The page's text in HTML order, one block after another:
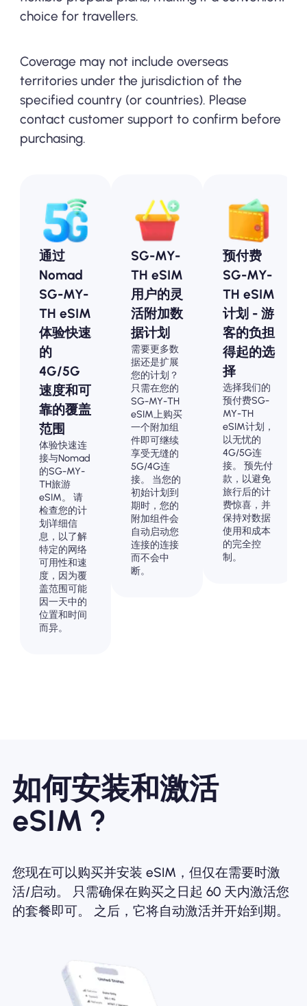
choice for travellers.
Coverage may not include overseas
territories under the jurisdiction of the
specified country (or countries). Please
contact customer support to confirm before
purchasing.
通过
Nomad
SG-MY-
TH eSIM
体验快速
的
4G/5G
速度和可
靠的覆盖
范围
体验快速连
接与Nomad
的SG-MY-
TH旅游
eSIM。 请
检查您的计
划详细信
息，以了解
特定的网络
可用性和速
度，因为覆
盖范围可能
因一天中的
位置和时间
而异。
SG-MY-
TH eSIM
用户的灵
活附加数
据计划
需要更多数
据还是扩展
您的计划？
只需在您的
SG-MY-TH
eSIM上购买
一个附加组
件即可继续
享受无缝的
5G/4G连
接。 当您的
初始计划到
期时，您的
附加组件会
自动启动您
连接的连接
而不会中
断。
预付费
SG-MY-
TH eSIM
计划 - 游
客的负担
得起的选
择
选择我们的
预付费SG-
MY-TH
eSIM计划，
以无忧的
4G/5G连
接。 预先付
款，以避免
旅行后的计
费惊喜，并
保持对数据
使用和成本
的完全控
制。
如何安装和激活
eSIM ?
您现在可以购买并安装 eSIM，但仅在需要时激
活/启动。 只需确保在购买之日起 60 天内激活您
的套餐即可。 之后，它将自动激活并开始到期。